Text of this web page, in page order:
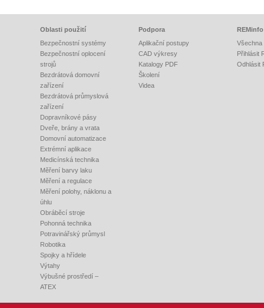
Oblasti použití
Bezpečnostní systémy
Bezpečnostní oplocení
strojů
Bezdrátová domovní
zařízení
Bezdrátová průmyslová
zařízení
Dopravníkové pásy
Dveře, brány a vrata
Domovní automatizace
Extrémní aplikace
Medicínská technika
Měření barvy laku
Měření a regulace
Měření polohy, náklonu a
úhlu
Obráběcí stroje
Pohonná technika
Potravinářský průmysl
Robotika
Spojky a hřídele
Výtahy
Výbušné prostředí –
ATEX
Podpora
Aplikační postupy
CAD výkresy
Katalogy PDF
Školení
Videa
REMinfo
Všechna
Přihlásit
Odhlásit